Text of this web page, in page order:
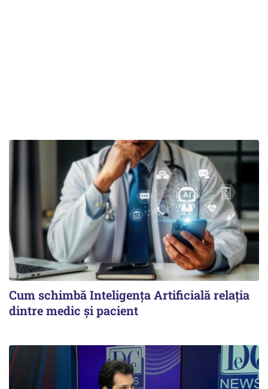
Cum schimbă Inteligența Artificială relația
dintre medic și pacient